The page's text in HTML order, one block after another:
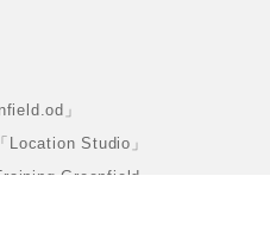
」
Location Studio」
」